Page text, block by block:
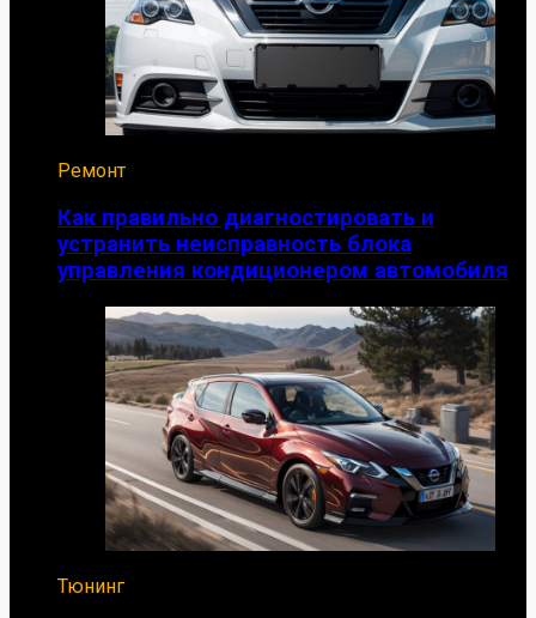
Ремонт
Как правильно диагностировать и
устранить неисправность блока
управления кондиционером автомобиля
Тюнинг